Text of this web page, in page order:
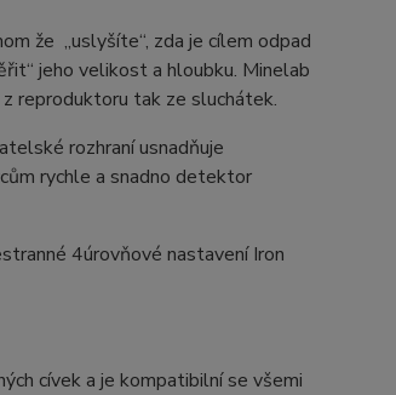
že „uslyšíte“, zda je cílem odpad
jeho velikost a hloubku. Minelab
reproduktoru tak ze sluchátek.
rozhraní usnadňuje
rychle a snadno detektor
4úrovňové nastavení Iron
cívek a je kompatibilní se všemi